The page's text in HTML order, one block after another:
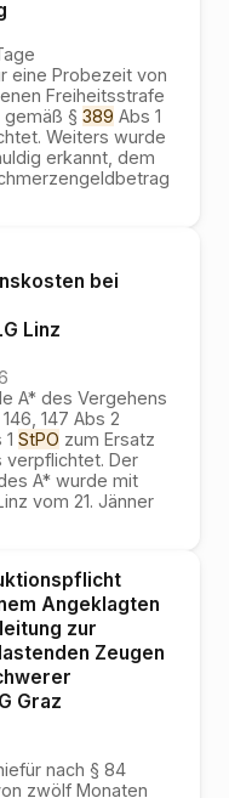
eine Probezeit von
Freiheitsstrafe
§ 389 Abs 1
Weiters wurde
erkannt, dem
bei
Linz
A* des Vergehens
147 Abs 2
1 StPO zum Ersatz
verpflichtet. Der
A* wurde mit
vom 21. Jänner
Angeklagten
zur
Zeugen
Graz
nach § 84
zwölf Monaten